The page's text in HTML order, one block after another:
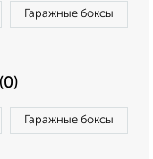
Гаражные боксы
Гаражные боксы